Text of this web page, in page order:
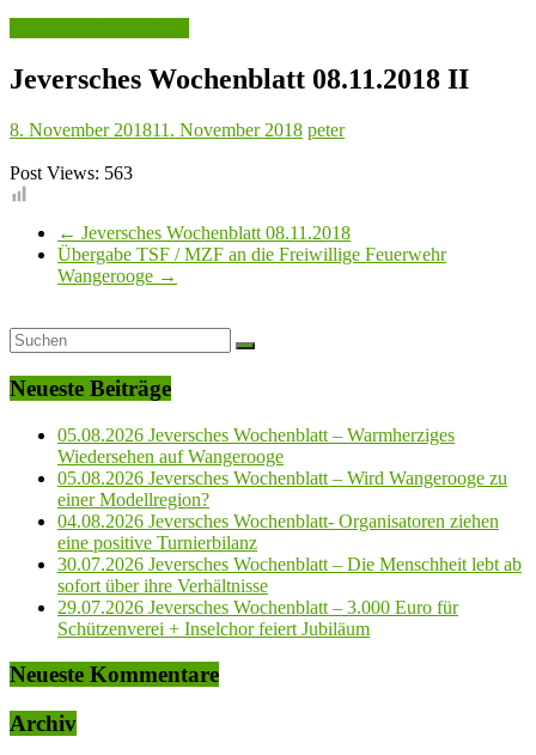
Jeversches Wochenblatt 08.11.2018 II
8. November 201811. November 2018 peter
Post Views: 563
← Jeversches Wochenblatt 08.11.2018
Übergabe TSF / MZF an die Freiwillige Feuerwehr
Wangerooge →
Neueste Beiträge
05.08.2026 Jeversches Wochenblatt – Warmherziges
Wiedersehen auf Wangerooge
05.08.2026 Jeversches Wochenblatt – Wird Wangerooge zu
einer Modellregion?
04.08.2026 Jeversches Wochenblatt- Organisatoren ziehen
eine positive Turnierbilanz
30.07.2026 Jeversches Wochenblatt – Die Menschheit lebt ab
sofort über ihre Verhältnisse
29.07.2026 Jeversches Wochenblatt – 3.000 Euro für
Schützenverei + Inselchor feiert Jubiläum
Neueste Kommentare
Archiv